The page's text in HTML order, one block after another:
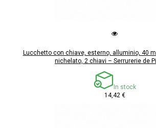
Lucchetto con chiave, esterno, alluminio, 40
nichelato, 2 chiavi – Serrurerie de
In stock
14,42 €